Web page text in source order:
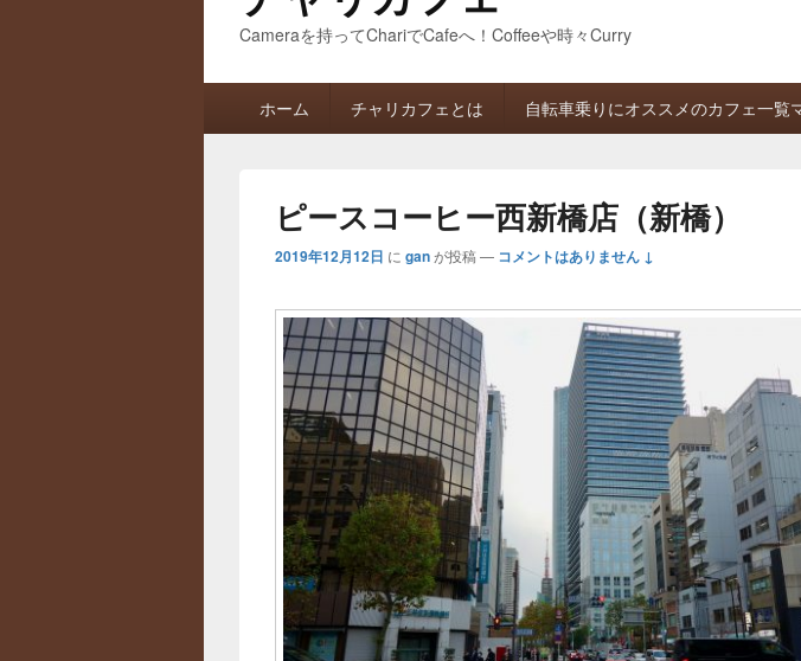
Cameraを持ってChariでCafeへ！Coffeeや時々Curry
ホーム チャリカフェとは 自転車乗りにオススメのカフェ一覧
ピースコーヒー西新橋店（新橋）
2019年12月12日 に ganが投稿 — コメントはありません ↓